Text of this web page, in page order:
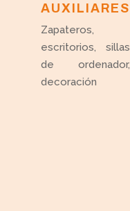
AUXILIARES
Zapateros,
escritorios, sillas
de ordenador,
decoración